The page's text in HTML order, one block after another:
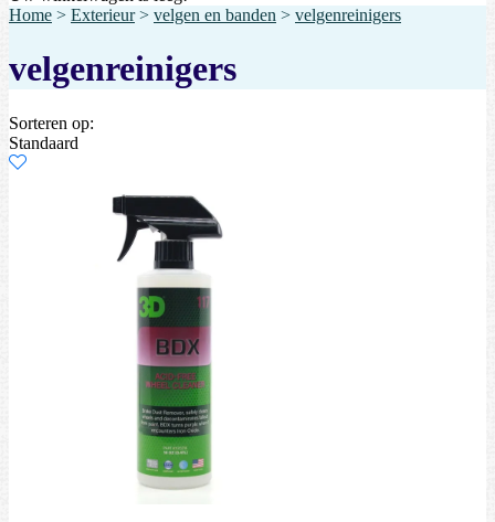
Home > Exterieur> velgen en banden > velgenreinigers
velgenreinigers
Sorteren op:
Standaard